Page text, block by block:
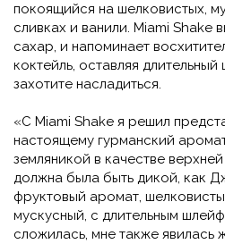
покоящийся на шелковистых,
сливках и ванили. Miami Shake
сахар, и напоминает
коктейль, оставляя
захотите насладиться.
«С Miami Shake я решил
настоящему гурманский
земляникой в качестве
должна была быть дикой, как
фруктовый аромат,
мускусный, с длительным
сложилась, мне также явилась